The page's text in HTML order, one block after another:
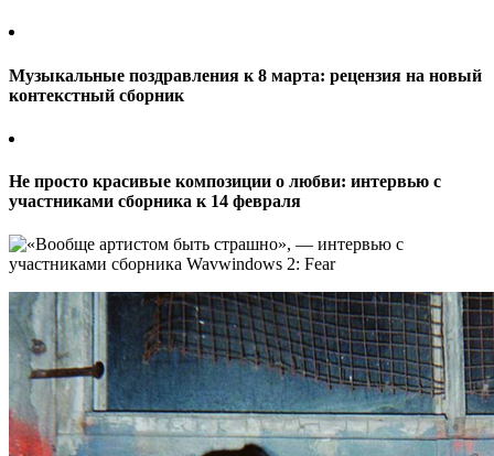
Музыкальные поздравления к 8 марта: рецензия на новый
контекстный сборник
Не просто красивые композиции о любви: интервью с
участниками сборника к 14 февраля